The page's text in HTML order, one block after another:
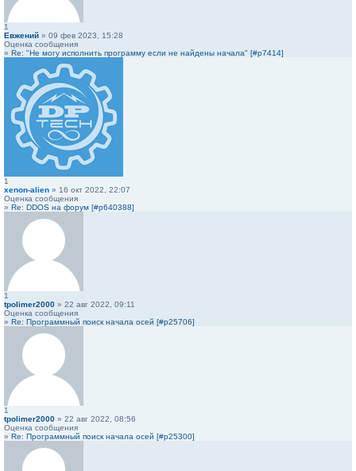
1
Евжений » 09 фев 2023, 15:28
Оценка сообщения
» Re: "Не могу исполнить программу если не найдены начала" [#p7414]
1
xenon-alien » 16 окт 2022, 22:07
Оценка сообщения
» Re: DDOS на форум [#p640388]
1
tpolimer2000 » 22 авг 2022, 09:11
Оценка сообщения
» Re: Программный поиск начала осей [#p25706]
1
tpolimer2000 » 22 авг 2022, 08:56
Оценка сообщения
» Re: Программный поиск начала осей [#p25300]